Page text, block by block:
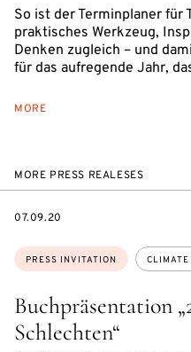
So ist der Terminplaner für
praktisches Werkzeug,
Denken zugleich – und
für das aufregende Jahr,
MORE
MORE PRESS REALESES
Buchpräsentation
Schlechten“
Topics:
PRESS INVITATION CLIMATE
DATE
07.09.20